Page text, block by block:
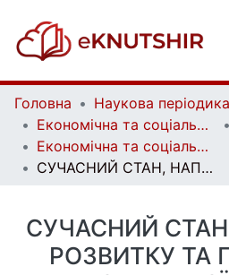
Головна
Економічна та соціальна географія | Ekonomichna ta Sotsialna Geografiya
Економічна та соціальна географія. Випуск 90
СУЧАСНИЙ СТАН, НАПРЯМКИ РОЗВИТКУ ТА ПРОБЛЕМИ ТЕРИТОРІАЛЬНОЇ ОРГАНІЗАЦІЇ ВИНОГРАДАРСТВА ЕКОНОМІЧНОГО РАЙОНУ ГІРСЬКИЙ ШИРВАН, АЗЕРБАЙДЖАН
СУЧАСНИЙ
РОЗВИТКУ ТА